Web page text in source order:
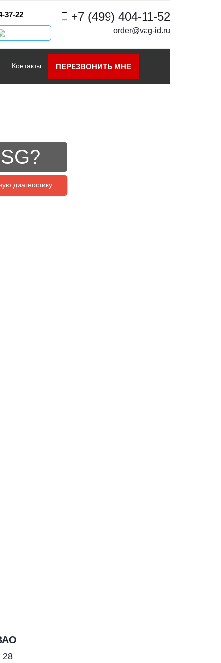
37-22 +7 (499) 404-11-52
order@vag-id.ru
Контакты ПЕРЕЗВОНИТЬ МНЕ
диагностику
28